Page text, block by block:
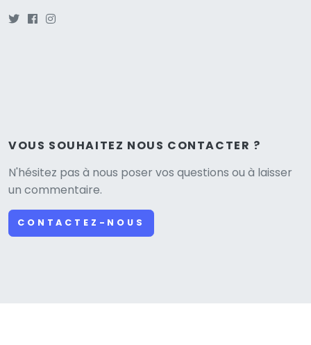
VOUS SOUHAITEZ NOUS CONTACTER ?
N'hésitez pas à nous poser vos questions ou à laisser
un commentaire.
CONTACTEZ-NOUS